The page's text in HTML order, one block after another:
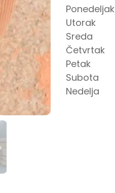
Ponedeljak
Utorak
Sreda
Četvrtak
Petak
Subota
Nedelja